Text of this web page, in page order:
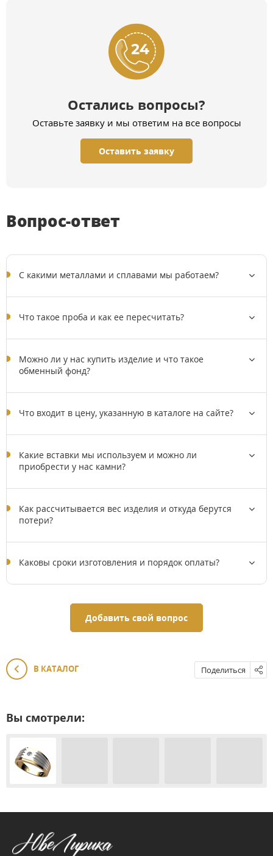
Остались вопросы?
Оставьте заявку и мы ответим на все вопросы
Оставить заявку
Вопрос-ответ
C какими металлами и сплавами мы работаем?
Что такое проба и как ее пересчитать?
Можно ли у нас купить изделие и что такое
обменный фонд?
Что входит в цену, указанную в каталоге на сайте?
Какие вставки мы используем и можно ли
приобрести у нас камни?
Как рассчитывается вес изделия и откуда берутся
потери?
Каковы сроки изготовления и порядок оплаты?
Добавить свой вопрос
В КАТАЛОГ Поделиться
Вы смотрели: